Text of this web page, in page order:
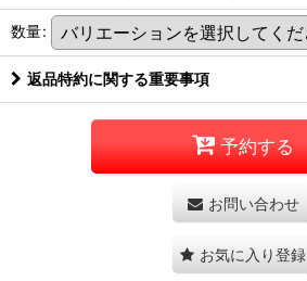
数量:
返品特約に関する重要事項
予約する
お問い合わせ
お気に入り登録